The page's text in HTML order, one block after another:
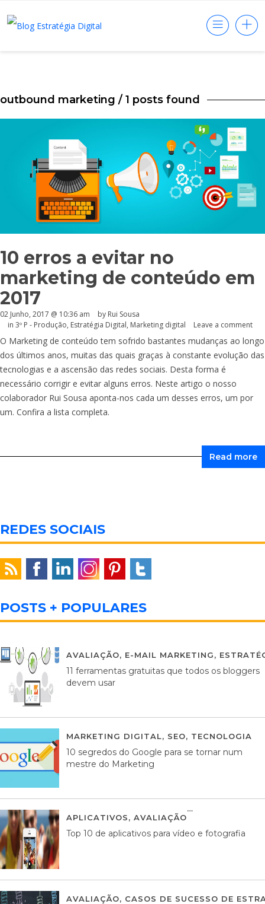
outbound marketing / 1 posts found
10 erros a evitar no
marketing de conteúdo em
2017
02 Junho, 2017 @ 10:36 am
by Rui Sousa
in 3º P - Produção, Estratégia Digital, Marketing digital Leave a comment
O Marketing de conteúdo tem sofrido bastantes mudanças ao longo
dos últimos anos, muitas das quais graças à constante evolução das
tecnologias e a ascensão das redes sociais. Desta forma é
necessário corrigir e evitar alguns erros. Neste artigo o nosso
colaborador Rui Sousa aponta-nos cada um desses erros, um por
um. Confira a lista completa.
Read more
REDES SOCIAIS
POSTS + POPULARES
AVALIAÇÃO, E-MAIL MARKETING,
11 ferramentas gratuitas que todos os bloggers
devem usar
MARKETING DIGITAL, SEO, TECNOLOGIA
10 segredos do Google para se tornar num
mestre do Marketing
APLICATIVOS, AVALIAÇÃO
Top 10 de aplicativos para vídeo e fotografia
AVALIAÇÃO, CASOS DE SUCESSO DE